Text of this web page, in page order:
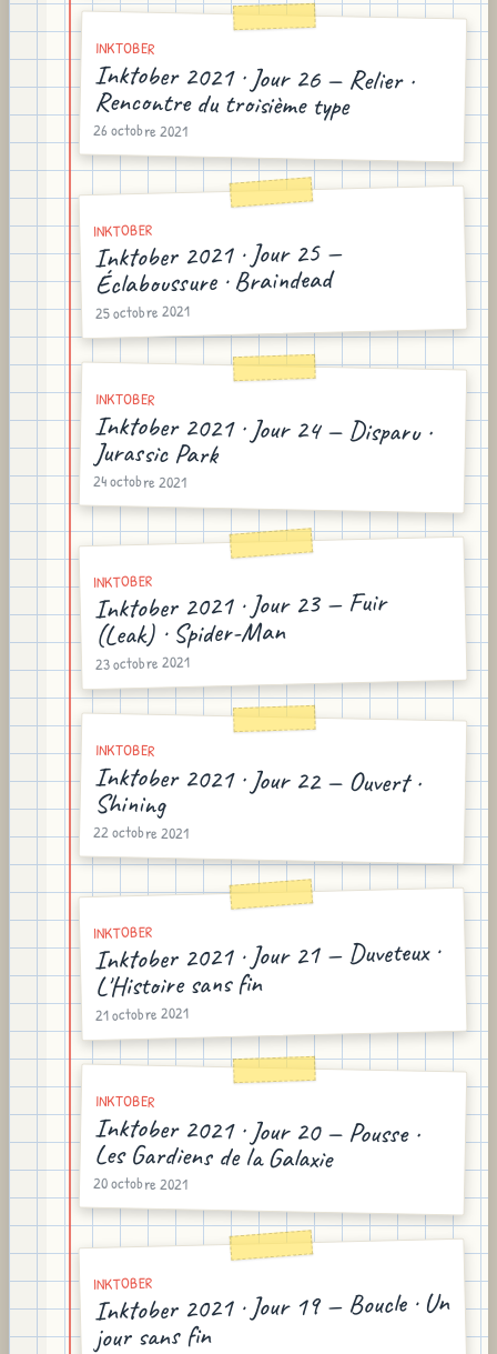
INKTOBER
Inktober 2021 · Jour 26 — Relier ·
Rencontre du troisième type
26 octobre 2021
INKTOBER
Inktober 2021 · Jour 25 —
Éclaboussure · Braindead
25 octobre 2021
INKTOBER
Inktober 2021 · Jour 24 — Disparu ·
Jurassic Park
24 octobre 2021
INKTOBER
Inktober 2021 · Jour 23 — Fuir
(Leak) · Spider-Man
23 octobre 2021
INKTOBER
Inktober 2021 · Jour 22 — Ouvert ·
Shining
22 octobre 2021
INKTOBER
Inktober 2021 · Jour 21 — Duveteux ·
L'Histoire sans fin
21 octobre 2021
INKTOBER
Inktober 2021 · Jour 20 — Pousse ·
Les Gardiens de la Galaxie
20 octobre 2021
INKTOBER
Inktober 2021 · Jour 19 — Boucle · Un
jour sans fin